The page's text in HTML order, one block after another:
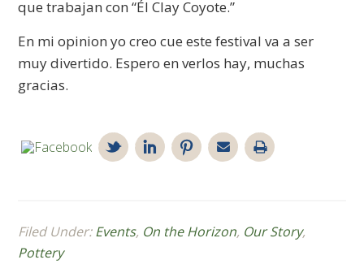
que trabajan con “Él Clay Coyote.”
En mi opinion yo creo cue este festival va a ser
muy divertido. Espero en verlos hay, muchas
gracias.
Filed Under:Events, On the Horizon, Our Story,
Pottery